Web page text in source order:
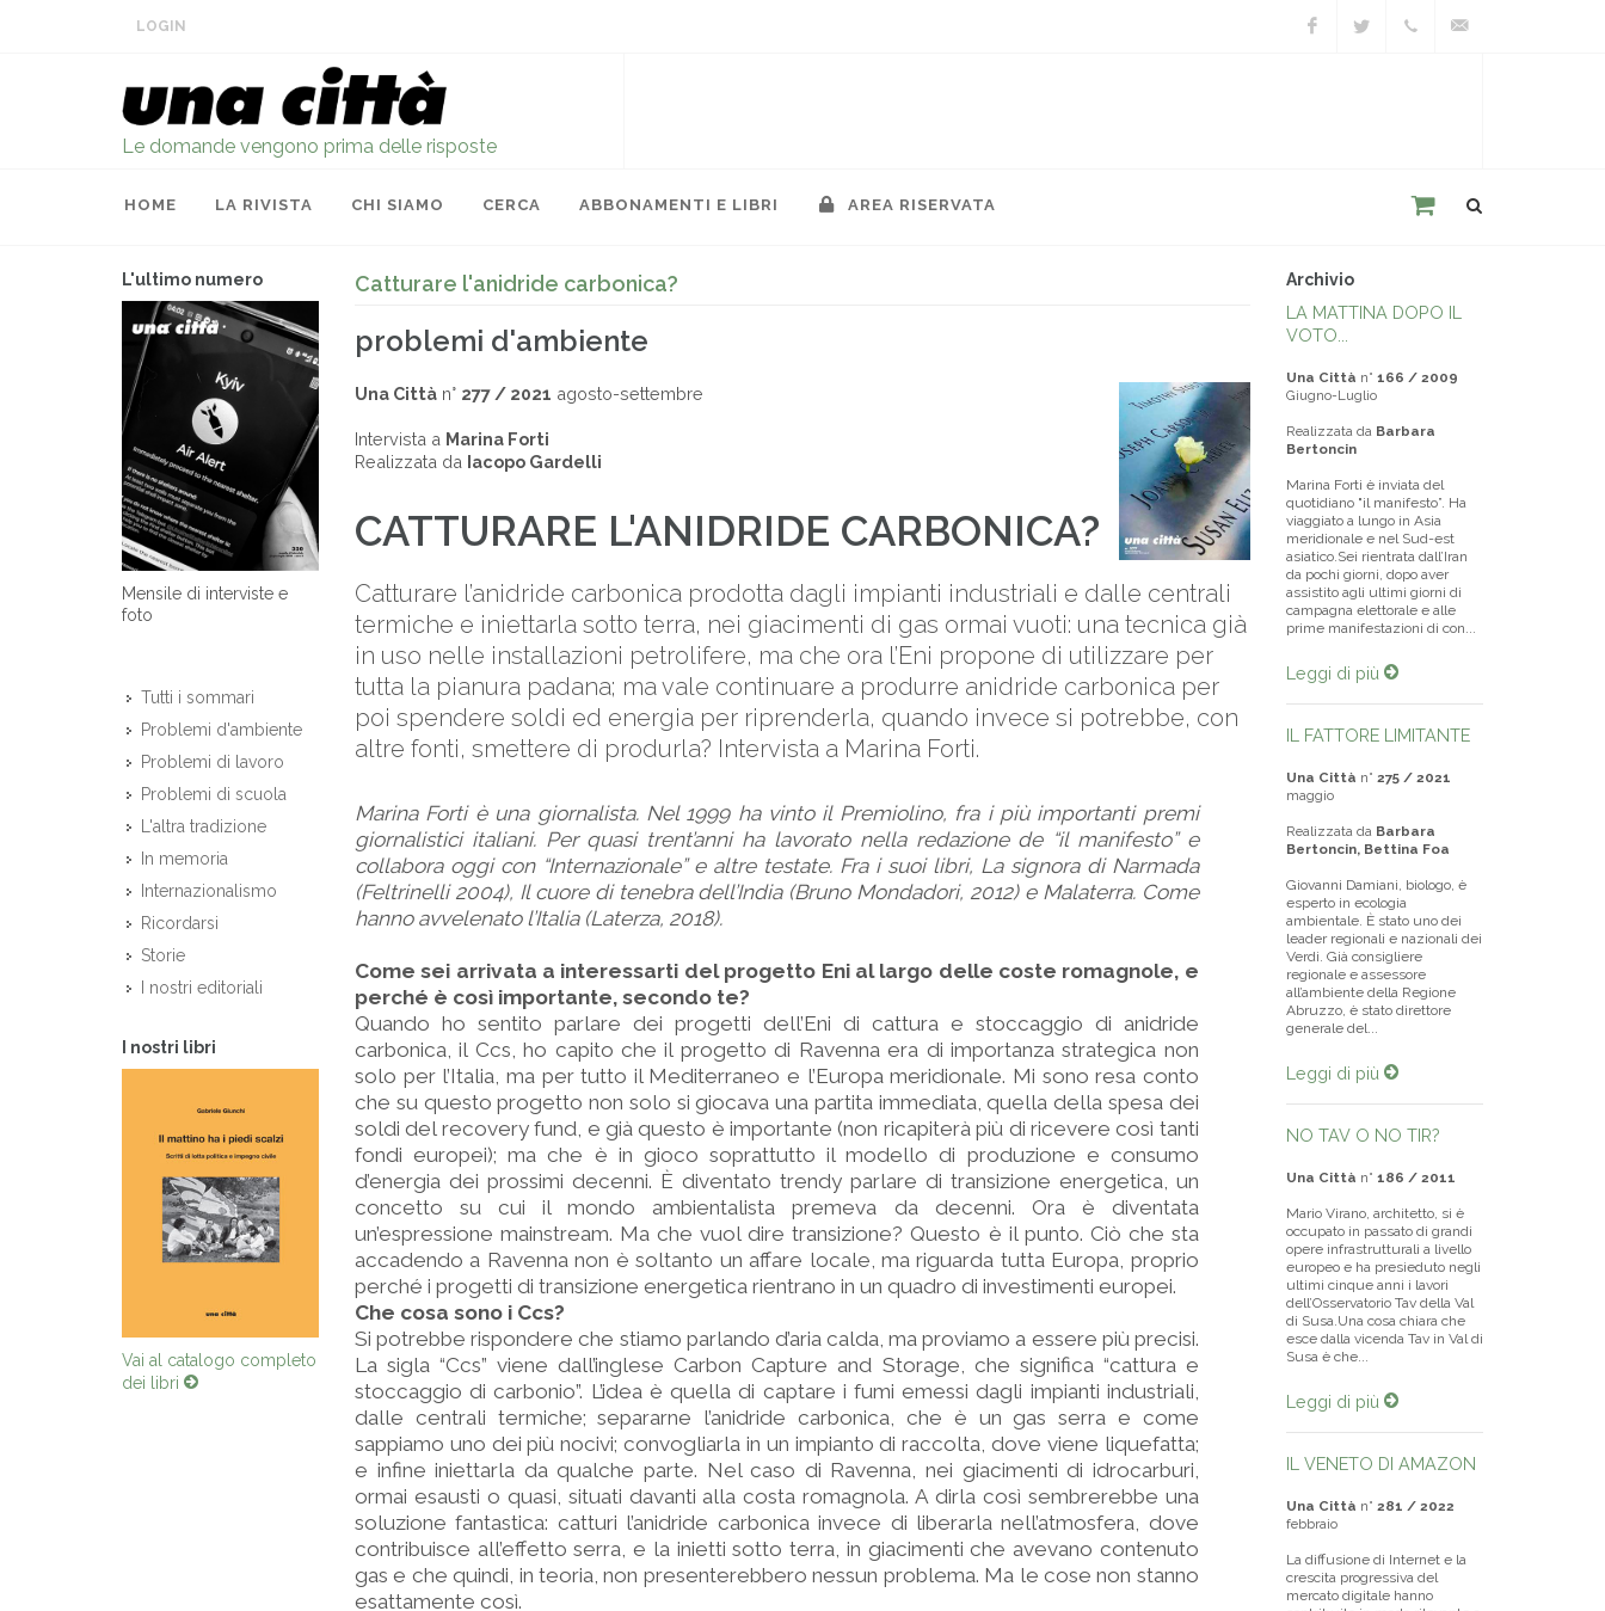
LOGIN
Le domande vengono prima delle risposte
HOME LA RIVISTA CHI SIAMO CERCA ABBONAMENTI E LIBRI AREA RISERVATA
L'ultimo numero
Mensile di interviste e
foto
Tutti i sommari
Problemi d'ambiente
Problemi di lavoro
Problemi di scuola
L'altra tradizione
In memoria
Internazionalismo
Ricordarsi
Storie
I nostri editoriali
I nostri libri
Vai al catalogo completo
dei libri
Catturare l'anidride carbonica?
problemi d'ambiente
Una Città n° 277 / 2021 agosto-settembre
Intervista a Marina Forti
Realizzata da Iacopo Gardelli
CATTURARE L'ANIDRIDE CARBONICA?
Catturare l’anidride carbonica prodotta dagli impianti industriali e dalle centrali
termiche e iniettarla sotto terra, nei giacimenti di gas ormai vuoti: una tecnica già
in uso nelle installazioni petrolifere, ma che ora l’Eni propone di utilizzare per
tutta la pianura padana; ma vale continuare a produrre anidride carbonica per
poi spendere soldi ed energia per riprenderla, quando invece si potrebbe, con
altre fonti, smettere di produrla? Intervista a Marina Forti.
Marina Forti è una giornalista. Nel 1999 ha vinto il Premiolino, fra i più importanti premi
giornalistici italiani. Per quasi trent’anni ha lavorato nella redazione de “il manifesto” e
collabora oggi con “Internazionale” e altre testate. Fra i suoi libri, La signora di Narmada
(Feltrinelli 2004), Il cuore di tenebra dell’India (Bruno Mondadori, 2012) e Malaterra. Come
hanno avvelenato l’Italia (Laterza, 2018).
Come sei arrivata a interessarti del progetto Eni al largo delle coste romagnole, e
perché è così importante, secondo te?
Quando ho sentito parlare dei progetti dell’Eni di cattura e stoccaggio di anidride
carbonica, il Ccs, ho capito che il progetto di Ravenna era di importanza strategica non
solo per l’Italia, ma per tutto il Mediterraneo e l’Europa meridionale. Mi sono resa conto
che su questo progetto non solo si giocava una partita immediata, quella della spesa dei
soldi del recovery fund, e già questo è importante (non ricapiterà più di ricevere così tanti
fondi europei); ma che è in gioco soprattutto il modello di produzione e consumo
d’energia dei prossimi decenni. È diventato trendy parlare di transizione energetica, un
concetto su cui il mondo ambientalista premeva da decenni. Ora è diventata
un’espressione mainstream. Ma che vuol dire transizione? Questo è il punto. Ciò che sta
accadendo a Ravenna non è soltanto un affare locale, ma riguarda tutta Europa, proprio
perché i progetti di transizione energetica rientrano in un quadro di investimenti europei.
Che cosa sono i Ccs?
Si potrebbe rispondere che stiamo parlando d’aria calda, ma proviamo a essere più precisi.
La sigla “Ccs” viene dall’inglese Carbon Capture and Storage, che significa “cattura e
stoccaggio di carbonio”. L’idea è quella di captare i fumi emessi dagli impianti industriali,
dalle centrali termiche; separarne l’anidride carbonica, che è un gas serra e come
sappiamo uno dei più nocivi; convogliarla in un impianto di raccolta, dove viene liquefatta;
e infine iniettarla da qualche parte. Nel caso di Ravenna, nei giacimenti di idrocarburi,
ormai esausti o quasi, situati davanti alla costa romagnola. A dirla così sembrerebbe una
soluzione fantastica: catturi l’anidride carbonica invece di liberarla nell’atmosfera, dove
contribuisce all’effetto serra, e la inietti sotto terra, in giacimenti che avevano contenuto
gas e che quindi, in teoria, non presenterebbero nessun problema. Ma le cose non stanno
esattamente così.
Archivio
LA MATTINA DOPO IL
VOTO...
Una Città n° 166 / 2009
Giugno-Luglio
Realizzata da Barbara
Bertoncin
Marina Forti è inviata del
quotidiano "il manifesto”. Ha
viaggiato a lungo in Asia
meridionale e nel Sud-est
asiatico.Sei rientrata dall’Iran
da pochi giorni, dopo aver
assistito agli ultimi giorni di
campagna elettorale e alle
prime manifestazioni di con...
Leggi di più
IL FATTORE LIMITANTE
Una Città n° 275 / 2021
maggio
Realizzata da Barbara
Bertoncin, Bettina Foa
Giovanni Damiani, biologo, è
esperto in ecologia
ambientale. È stato uno dei
leader regionali e nazionali dei
Verdi. Già consigliere
regionale e assessore
all’ambiente della Regione
Abruzzo, è stato direttore
generale del...
Leggi di più
NO TAV O NO TIR?
Una Città n° 186 / 2011
Mario Virano, architetto, si è
occupato in passato di grandi
opere infrastrutturali a livello
europeo e ha presieduto negli
ultimi cinque anni i lavori
dell’Osservatorio Tav della Val
di Susa.Una cosa chiara che
esce dalla vicenda Tav in Val di
Susa è che...
Leggi di più
IL VENETO DI AMAZON
Una Città n° 281 / 2022
febbraio
La diffusione di Internet e la
crescita progressiva del
mercato digitale hanno